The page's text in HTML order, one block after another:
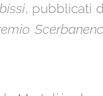
, pubblicati